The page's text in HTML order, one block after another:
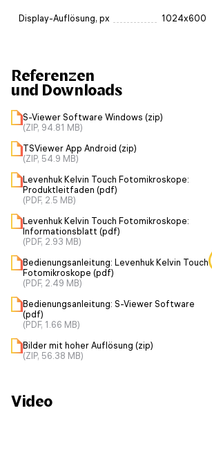
Display-Auflösung, px 1024x600
Referenzen
und Downloads
S-Viewer Software Windows (zip)
(ZIP, 94.81 MB)
TSViewer App Android (zip)
(ZIP, 54.9 MB)
Levenhuk Kelvin Touch Fotomikroskope:
Produktleitfaden (pdf)
(PDF, 2.5 MB)
Levenhuk Kelvin Touch Fotomikroskope:
Informationsblatt (pdf)
(PDF, 2.93 MB)
Bedienungsanleitung: Levenhuk Kelvin Touch
Fotomikroskope (pdf)
(PDF, 2.49 MB)
Bedienungsanleitung: S-Viewer Software
(pdf)
(PDF, 1.66 MB)
Bilder mit hoher Auflösung (zip)
(ZIP, 56.38 MB)
Video